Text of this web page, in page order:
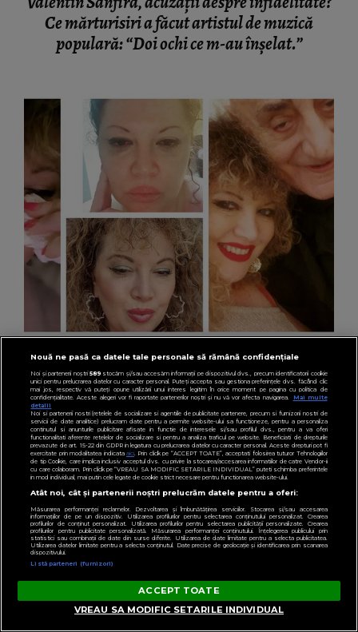
Ce mărturisiri a făcut artistul de muzică
populară: “Doi ochi ce m-au înșelat.”
VEDETE
Cu câți bani a rămas Oana Lis să cumpere
mâncare pentru ea și soțul ei, Viorel: „Abia
mâine luăm pensia.”
Nouă ne pasă ca datele tale personale să rămână confidențiale
Noi și partenerii noștri589stocăm și/sau accesăm informații pe dispozitivul dvs., precum identificatorii cookie
unici pentru prelucrarea datelor cu caracter personal. Puteți accepta sau gestiona preferințele dvs. făcând clic
mai jos, respectiv vă puteți opune utilizării unui interes legitim în orice moment pe pagina cu politica de
confidențialitate. Aceste alegeri vor fi raportate partenerilor noștri și nu vă vor afecta navigarea.
Mai multe
detalii
Noi si partenerii nostri (retelele de socializare si agentiile de publicitate partenere, precum si furnizorii nostri de
servicii de date analitice) prelucram date pentru a permite website-ului sa functioneze, pentru a personaliza
continutul si anunturile publicitare afisate in functie de interesele si/sau profilul dvs., pentru a va oferi
functionalitati aferente retelelor de socializare si pentru a analiza traficul pe website. Beneficiati de drepturile
prevazute de art. 15-22 din GDPR in legatura cu prelucrarea datelor cu caracter personal. Aceste drepturi pot fi
exercitate prin modalitatea indicataaici. Prin click pe “ACCEPT TOATE”, acceptati folosirea tuturor Tehnologiilor
de tip Cookie, care implica inclusiv acceptul dvs. cu privire la stocarea/accesarea informatiilor de catre Vendor-ii
cu care colaboram. Prin click pe “VREAU SA MODIFIC SETARILE INDIVIDUAL” puteti schimba preferintele
in mod individual, mai putin cele legate de cookie strict necesare pentru functionarea website-ului.
Atât noi, cât și partenerii noștri prelucrăm datele pentru a oferi:
Măsurarea performanței reclamelor. Dezvoltarea și îmbunătățirea serviciilor. Stocarea și/sau accesarea
informațiilor de pe un dispozitiv. Utilizarea profilurilor pentru selectarea conținutului personalizat. Crearea
profilurilor de conținut personalizat. Utilizarea profilurilor pentru selectarea publicității personalizate. Crearea
profilurilor pentru publicitate personalizată. Măsurarea performanței conținutului. Înțelegerea publicului prin
statistici sau combinații de date din surse diferite. Utilizarea de date limitate pentru a selecta publicitatea.
Utilizarea datelor limitate pentru a selecta conținutul. Date precise de geolocație și identificarea prin scanarea
dispozitivului.
Listă parteneri (furnizori)
ACCEPT TOATE
VREAU SA MODIFIC SETARILE INDIVIDUAL